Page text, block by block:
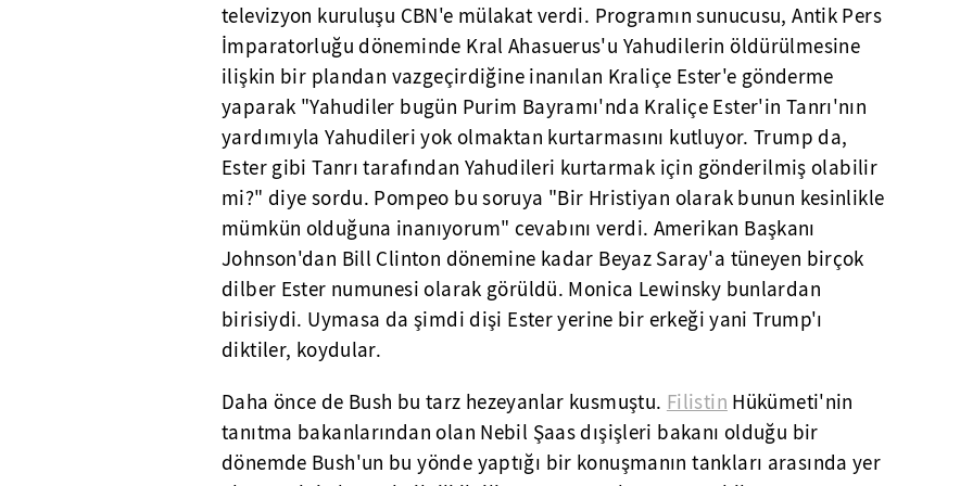
televizyon kuruluşu CBN'e mülakat verdi. Programın sunucusu, Antik Pers
İmparatorluğu döneminde Kral Ahasuerus'u Yahudilerin öldürülmesine
ilişkin bir plandan vazgeçirdiğine inanılan Kraliçe Ester'e gönderme
yaparak "Yahudiler bugün Purim Bayramı'nda Kraliçe Ester'in Tanrı'nın
yardımıyla Yahudileri yok olmaktan kurtarmasını kutluyor. Trump da,
Ester gibi Tanrı tarafından Yahudileri kurtarmak için gönderilmiş olabilir
mi?" diye sordu. Pompeo bu soruya "Bir Hristiyan olarak bunun kesinlikle
mümkün olduğuna inanıyorum" cevabını verdi. Amerikan Başkanı
Johnson'dan Bill Clinton dönemine kadar Beyaz Saray'a tüneyen birçok
dilber Ester numunesi olarak görüldü. Monica Lewinsky bunlardan
birisiydi. Uymasa da şimdi dişi Ester yerine bir erkeği yani Trump'ı
diktiler, koydular.
Daha önce de Bush bu tarz hezeyanlar kusmuştu. Filistin Hükümeti'nin
tanıtma bakanlarından olan Nebil Şaas dışişleri bakanı olduğu bir
dönemde Bush'un bu yönde yaptığı bir konuşmanın tankları arasında yer